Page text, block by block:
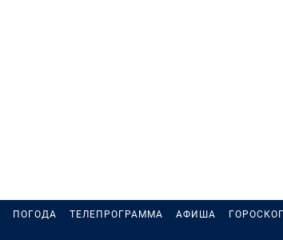
ПОГОДА ТЕЛЕПРОГРАММА АФИША ГОРОСКОП